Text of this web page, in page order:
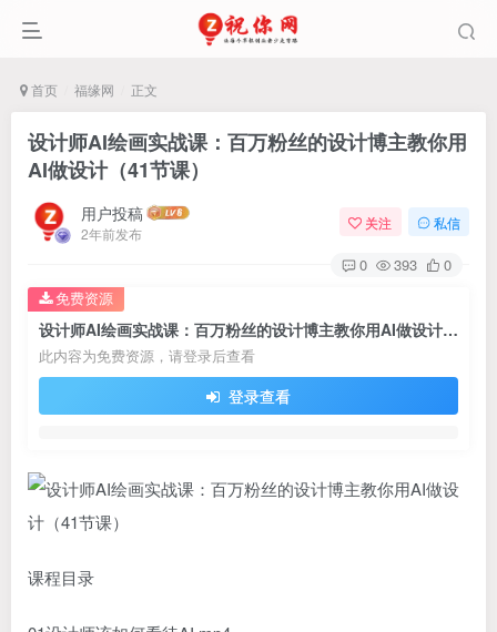
首页 福缘网 正文
设计师AI绘画实战课：百万粉丝的设计博主教你用
AI做设计（41节课）
用户投稿
2年前发布
关注 私信
0 393 0
设计师AI绘画实战课：百万粉丝的设计博主教你用AI做设计（41节课）
此内容为免费资源，请登录后查看
登录查看
免费资源
课程目录